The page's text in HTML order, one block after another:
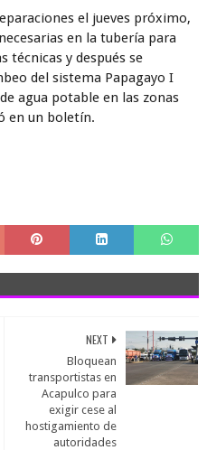
el jueves próximo,
en la tubería para
técnicas y después se
del sistema Papagayo I
agua potable en las zonas
en un boletín.
NEXT
Bloquean
transportistas en
Acapulco para
exigir cese al
hostigamiento de
autoridades